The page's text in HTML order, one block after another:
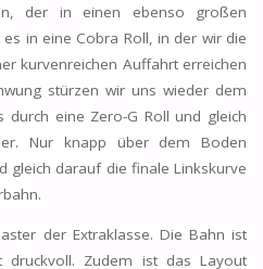
der in einen ebenso großen
in eine Cobra Roll, in der wir die
kurvenreichen Auffahrt erreichen
stürzen wir uns wieder dem
eine Zero-G Roll und gleich
Nur knapp über dem Boden
gleich darauf die finale Linkskurve
der Extraklasse. Die Bahn ist
druckvoll. Zudem ist das Layout